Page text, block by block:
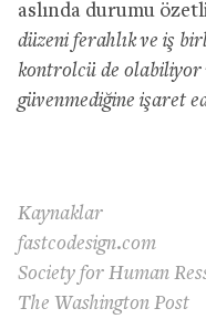
aslında durumu
düzeni ferahlık ve iş
kontrolcü de olabiliyor
güvenmediğine işaret
Kaynaklar
fastcodesign.com
Society for Human
The Washington Post